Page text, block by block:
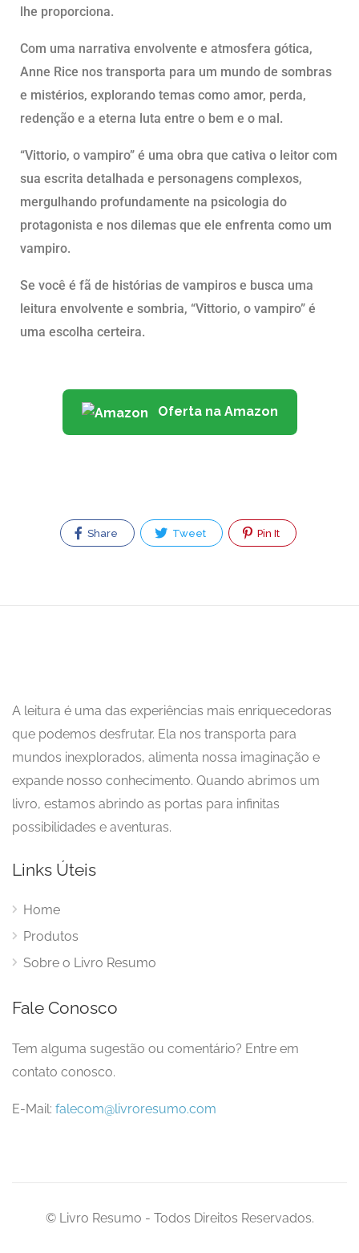
lhe proporciona.
Com uma narrativa envolvente e atmosfera gótica,
Anne Rice nos transporta para um mundo de sombras
e mistérios, explorando temas como amor, perda,
redenção e a eterna luta entre o bem e o mal.
“Vittorio, o vampiro” é uma obra que cativa o leitor com
sua escrita detalhada e personagens complexos,
mergulhando profundamente na psicologia do
protagonista e nos dilemas que ele enfrenta como um
vampiro.
Se você é fã de histórias de vampiros e busca uma
leitura envolvente e sombria, “Vittorio, o vampiro” é
uma escolha certeira.
Oferta na Amazon
Share Tweet Pin It
A leitura é uma das experiências mais enriquecedoras
que podemos desfrutar. Ela nos transporta para
mundos inexplorados, alimenta nossa imaginação e
expande nosso conhecimento. Quando abrimos um
livro, estamos abrindo as portas para infinitas
possibilidades e aventuras.
Links Úteis
Home
Produtos
Sobre o Livro Resumo
Fale Conosco
Tem alguma sugestão ou comentário? Entre em
contato conosco.
E-Mail: falecom@livroresumo.com
© Livro Resumo - Todos Direitos Reservados.